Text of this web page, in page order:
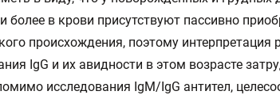
более в крови присутствуют пассивно
происхождения, поэтому интерпретация
IgG и их авидности в этом возрасте
исследования IgM/IgG антител,